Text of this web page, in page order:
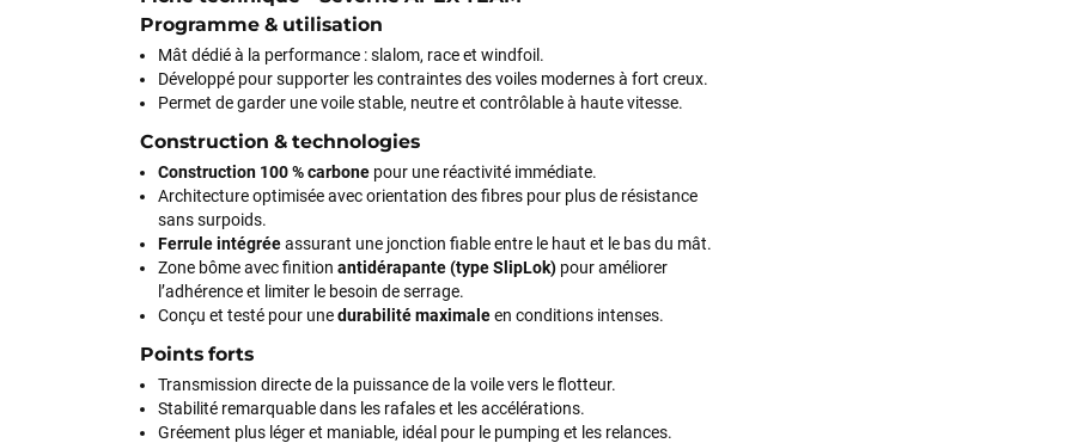
Programme & utilisation
Mât dédié à la performance : slalom, race et windfoil.
Développé pour supporter les contraintes des voiles modernes à fort creux.
Permet de garder une voile stable, neutre et contrôlable à haute vitesse.
Construction & technologies
Construction 100 % carbone pour une réactivité immédiate.
Architecture optimisée avec orientation des fibres pour plus de résistance
sans surpoids.
Ferrule intégréeassurant une jonction fiable entre le haut et le bas du mât.
Zone bôme avec finition antidérapante (type SlipLok) pour améliorer
l’adhérence et limiter le besoin de serrage.
Conçu et testé pour unedurabilité maximaleen conditions intenses.
Points forts
Transmission directe de la puissance de la voile vers le flotteur.
Stabilité remarquable dans les rafales et les accélérations.
Gréement plus léger et maniable, idéal pour le pumping et les relances.